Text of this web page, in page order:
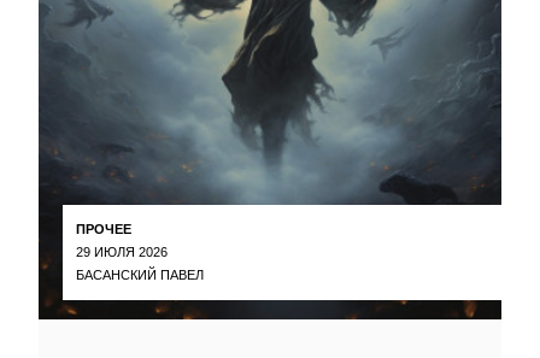
ПРОЧЕЕ
29 ИЮЛЯ 2026
БАСАНСКИЙ ПАВЕЛ